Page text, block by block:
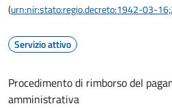
(urn:nir:stato:regio.decreto:1942-03-
Servizio attivo
Procedimento di rimborso del
amministrativa